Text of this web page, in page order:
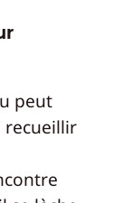
peut
recueillir